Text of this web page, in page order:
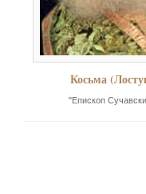
Косьма
"Епископ